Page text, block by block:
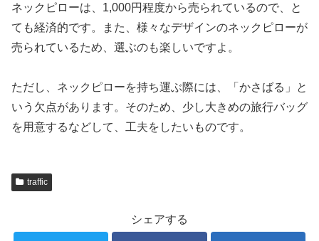
ネックピローは、1,000円程度から売られているので、と
ても経済的です。また、様々なデザインのネックピローが
売られているため、選ぶのも楽しいですよ。
ただし、ネックピローを持ち運ぶ際には、「かさばる」と
いう欠点があります。そのため、少し大きめの旅行バッグ
を用意するなどして、工夫をしたいものです。
traffic
シェアする